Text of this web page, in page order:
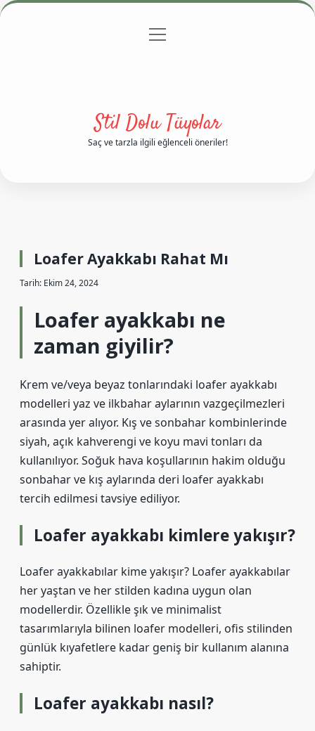
Gizlilik Politikası
menüyü
Stil Dolu Tüyolar
Saç ve tarzla ilgili eğlenceli öneriler!
Loafer Ayakkabı Rahat Mı
Tarih: Ekim 24, 2024
Loafer ayakkabı ne
zaman giyilir?
Krem ve/veya beyaz tonlarındaki loafer ayakkabı
modelleri yaz ve ilkbahar aylarının vazgeçilmezleri
arasında yer alıyor. Kış ve sonbahar kombinlerinde
siyah, açık kahverengi ve koyu mavi tonları da
kullanılıyor. Soğuk hava koşullarının hakim olduğu
sonbahar ve kış aylarında deri loafer ayakkabı
tercih edilmesi tavsiye ediliyor.
Loafer ayakkabı kimlere yakışır?
Loafer ayakkabılar kime yakışır? Loafer ayakkabılar
her yaştan ve her stilden kadına uygun olan
modellerdir. Özellikle şık ve minimalist
tasarımlarıyla bilinen loafer modelleri, ofis stilinden
günlük kıyafetlere kadar geniş bir kullanım alanına
sahiptir.
Loafer ayakkabı nasıl?